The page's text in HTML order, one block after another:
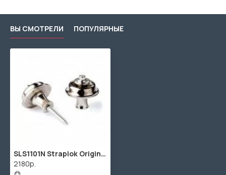
ВЫ СМОТРЕЛИ ПОПУЛЯРНЫЕ
SLS1101N Straplok Original Крепление ремня, никелированное, 2шт, Dunlop
2180р.